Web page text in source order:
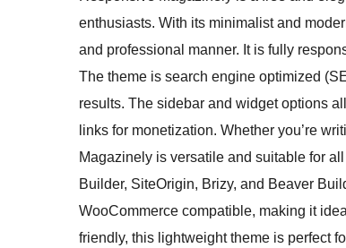
enthusiasts. With its minimalist and
and professional manner. It is fully
The theme is search engine optimized
results. The sidebar and widget options
links for monetization. Whether you’re
Magazinely is versatile and suitable for
Builder, SiteOrigin, Brizy, and Beaver
WooCommerce compatible, making it
friendly, this lightweight theme is perfect